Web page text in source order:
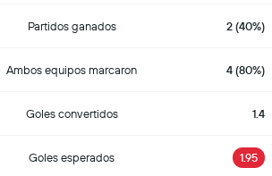
Partidos ganados 2 (40%)
Ambos equipos marcaron 4 (80%)
Goles convertidos 1.4
Goles esperados 1.95